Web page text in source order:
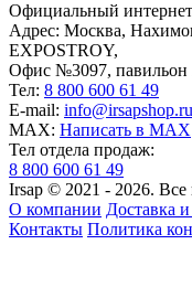
Официальный
Адрес: Москва,
EXPOSTROY,
Офис №3097, павильон
Тел: 8 800 600 61 49
E-mail: info@irsapshop.ru
MAX: Написать в MAX
Тел отдела продаж:
8 800 600 61 49
Irsap © 2021 - 2026.
О компании Доставка
Контакты Политика